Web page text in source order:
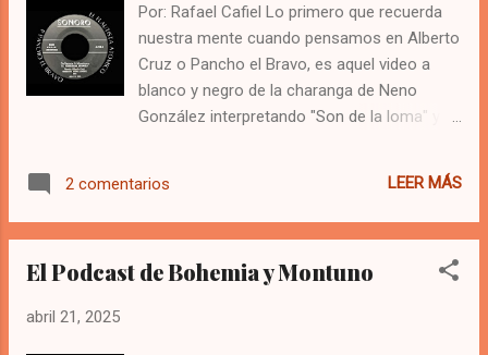
Por: Rafael Cafiel Lo primero que recuerda
nuestra mente cuando pensamos en Alberto
Cruz o Pancho el Bravo, es aquel video a
blanco y negro de la charanga de Neno
González interpretando "Son de la loma" y
Pancho inició su carrera. La historia siempre
es susceptible de reescribirse, tal como
constante descubrimiento de piezas
2 comentarios LEER MÁS
El Podcast de Bohemia y Montuno
abril 21, 2025